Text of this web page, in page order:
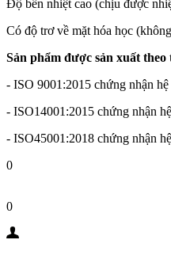
Độ bền nhiệt cao (chịu được
Có độ trơ về mặt hóa học
Sản phẩm được sản xuất theo
- ISO 9001:2015 chứng nhận
- ISO14001:2015 chứng nhận
- ISO45001:2018 chứng nhận
0
0